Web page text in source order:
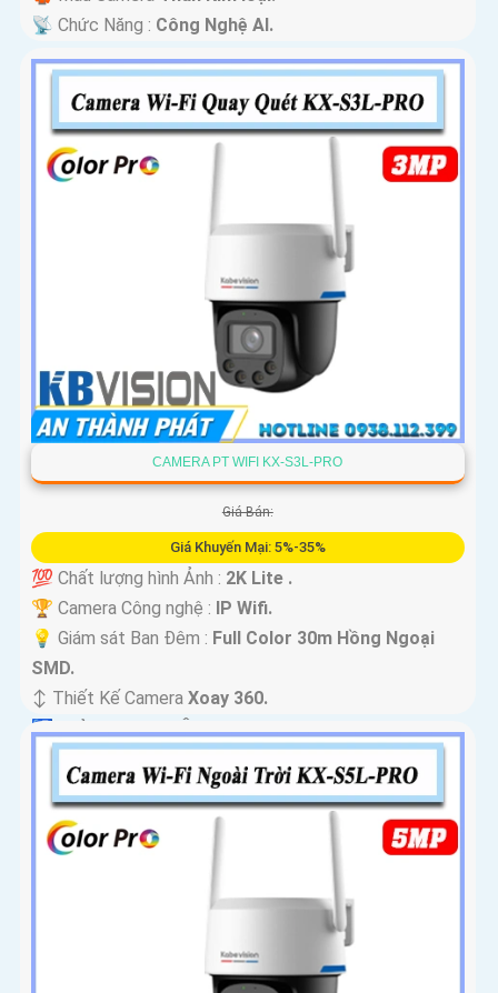
️📡 Chức Năng : Công Nghệ AI.
CAMERA PT WIFI KX-S3L-PRO
Giá Bán:
Giá Khuyến Mại: 5%-35%
💯 Chất lượng hình Ảnh : 2K Lite .
🏆 Camera Công nghệ : IP Wifi.
💡 Giám sát Ban Đêm : Full Color 30m Hồng Ngoại
SMD.
↕️ Thiết Kế Camera Xoay 360.
️🛃 Khả Năng :Thu Âm.